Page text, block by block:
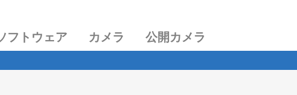
フトウェア カメラ 公開カメラ